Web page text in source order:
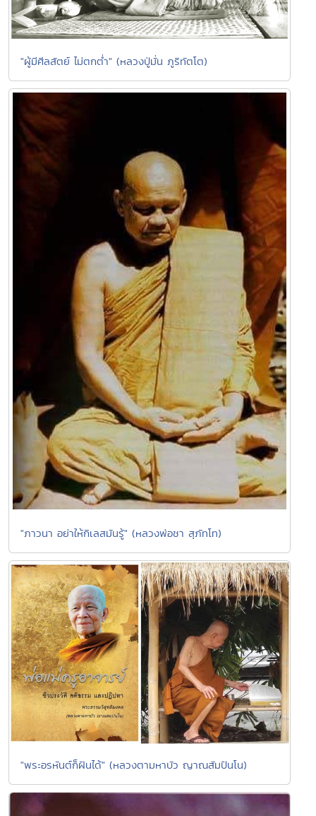
"ผู้มีศีลสัตย์ ไม่ตกต่ำ" (หลวงปู่มั่น ภูริทัตโต)
"ภาวนา อย่าให้กิเลสมันรู้" (หลวงพ่อชา สุภัทโท)
"พระอรหันต์ก็ฝันได้" (หลวงตามหาบัว ญาณสัมปันโน)